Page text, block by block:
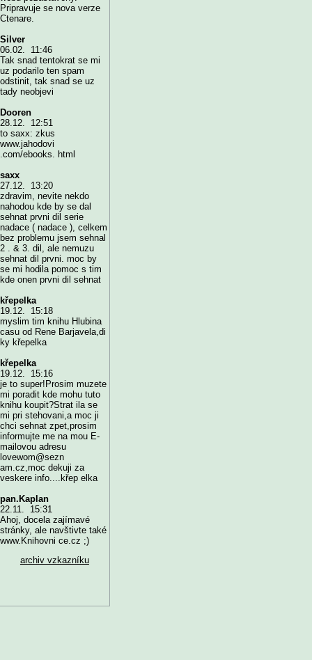
Pripravuje se nova verze
Ctenare.
Silver
06.02. 11:46
Tak snad tentokrat se mi
uz podarilo ten spam
odstinit, tak snad se uz
tady neobjevi
Dooren
28.12. 12:51
to saxx: zkus
www.jahodovi
.com/ebooks. html
saxx
27.12. 13:20
zdravim, nevite nekdo
nahodou kde by se dal
sehnat prvni dil serie
nadace ( nadace ), celkem
bez problemu jsem sehnal
2 . & 3. dil, ale nemuzu
sehnat dil prvni. moc by
se mi hodila pomoc s tim
kde onen prvni dil sehnat
křepelka
19.12. 15:18
myslim tim knihu Hlubina
casu od Rene Barjavela,di
ky křepelka
křepelka
19.12. 15:16
je to super!Prosim muzete
mi poradit kde mohu tuto
knihu koupit?Strat ila se
mi pri stehovani,a moc ji
chci sehnat zpet,prosim
informujte me na mou E-
mailovou adresu
lovewom@sezn
am.cz,moc dekuji za
veskere info....křep elka
pan.Kaplan
22.11. 15:31
Ahoj, docela zajímavé
stránky, ale navštivte také
www.Knihovni ce.cz ;)
archiv vzkazníku